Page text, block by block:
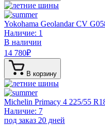
Yokohama Geolandar CV
Наличие: 1
В наличии
14 780₽
В корзину
Michelin Primacy 4 225/55
Наличие: 7
под заказ 20 дней